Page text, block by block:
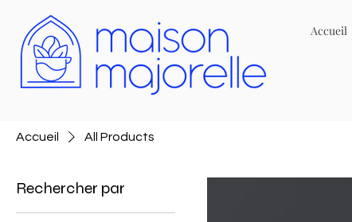
Accueil
Accueil All Products
Rechercher par